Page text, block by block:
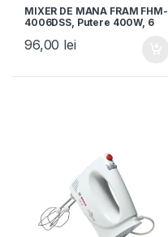
MIXER DE MANA FRAM FHM-
4006DSS, Putere 400W, 6
Teluri si carlige inox,
96,00 lei